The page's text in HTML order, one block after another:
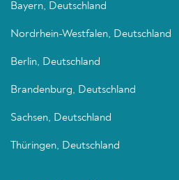
Bayern, Deutschland
Nordrhein-Westfalen, Deutschland
Berlin, Deutschland
Brandenburg, Deutschland
Sachsen, Deutschland
Thüringen, Deutschland